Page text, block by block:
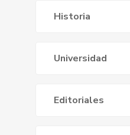
Historia
Universidad
Editoriales